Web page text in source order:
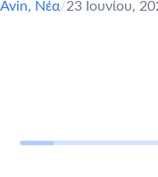
Avin, Νέα/23 Ιουνίου,